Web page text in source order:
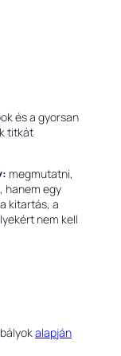
és a gyorsan
titkát
megmutatni,
hanem egy
kitartás, a
nem kell
alapján